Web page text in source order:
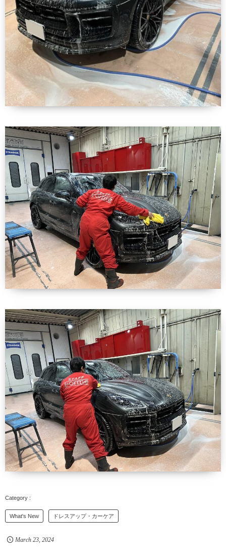
What's New ドレスアップ・カーケア
March 23, 2024